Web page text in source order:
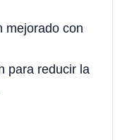
mejorado con
para reducir la